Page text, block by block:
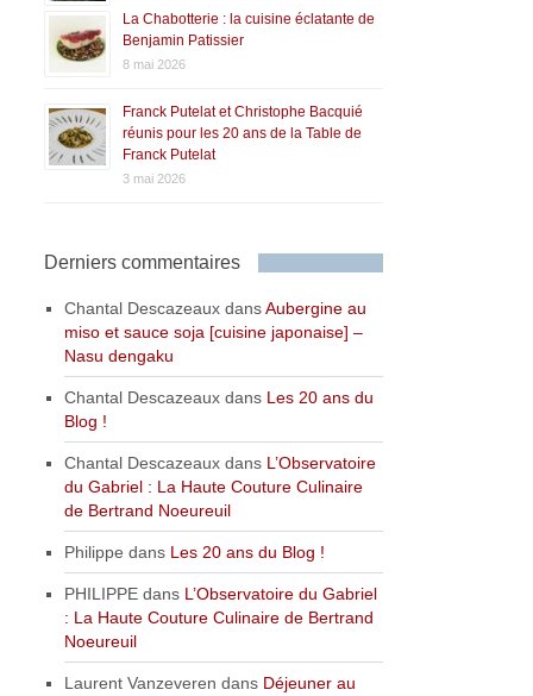
La Chabotterie : la cuisine éclatante de
Benjamin Patissier
8 mai 2026
Franck Putelat et Christophe Bacquié
réunis pour les 20 ans de la Table de
Franck Putelat
3 mai 2026
Derniers commentaires
Chantal Descazeaux dansAubergine au
miso et sauce soja [cuisine japonaise] –
Nasu dengaku
Chantal Descazeaux dans Les 20 ans du
Blog !
Chantal Descazeaux dans L’Observatoire
du Gabriel : La Haute Couture Culinaire
de Bertrand Noeureuil
Philippe dans Les 20 ans du Blog !
PHILIPPE dans L’Observatoire du Gabriel
: La Haute Couture Culinaire de Bertrand
Noeureuil
Laurent Vanzeveren dans Déjeuner au